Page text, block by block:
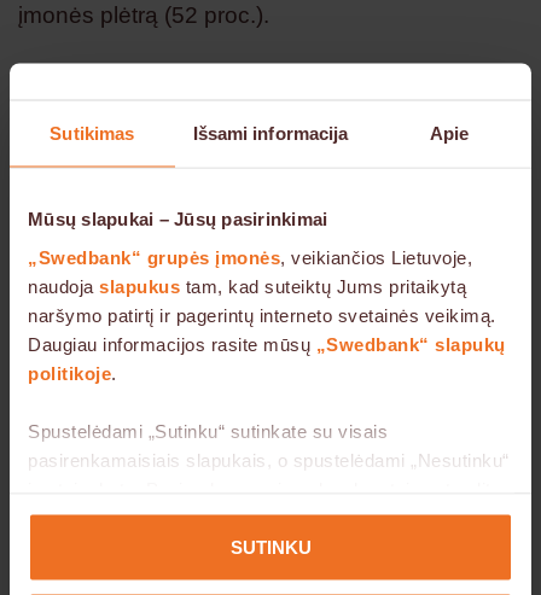
Sutikimas Išsami informacija Apie
Mūsų slapukai – Jūsų pasirinkimai
„Swedbank“ grupės įmonės , veikiančios Lietuvoje,
naudoja slapukus tam, kad suteiktų Jums pritaikytą
naršymo patirtį ir pagerintų interneto svetainės veikimą.
Daugiau informacijos rasite mūsų
„Swedbank“ slapukų
politikoje
Spustelėdami „Sutinku“ sutinkate su visais
pasirenkamaisiais slapukais, o spustelėdami „Nesutinku“
valdyti žemiau. Savo sutikimą bet kada galite atšaukti
slapukų naudojimo puslapyje
SUTINKU
įmonės plėtrą (52 proc.).